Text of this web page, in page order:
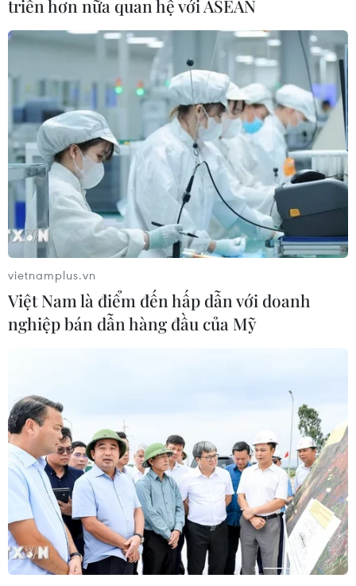
TIN CÙNG CHUYÊN MỤC
08/08/2026 14:37
Cựu Trưởng ban quản lý chung cư
lừa bán căn hộ tái định cư, chiếm
đoạt hơn 2 tỷ đồng
08/08/2026 13:41
triển hơn nữa quan hệ với ASEAN
vietnamplus.vn
Việt Nam là điểm đến hấp dẫn với doanh
nghiệp bán dẫn hàng đầu của Mỹ